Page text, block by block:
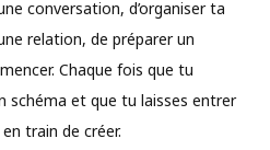
conversation, d’organiser ta
relation, de préparer un
Chaque fois que tu
schéma et que tu laisses entrer
train de créer.